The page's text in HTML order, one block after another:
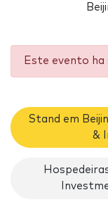
Este evento ha
Stand em
&